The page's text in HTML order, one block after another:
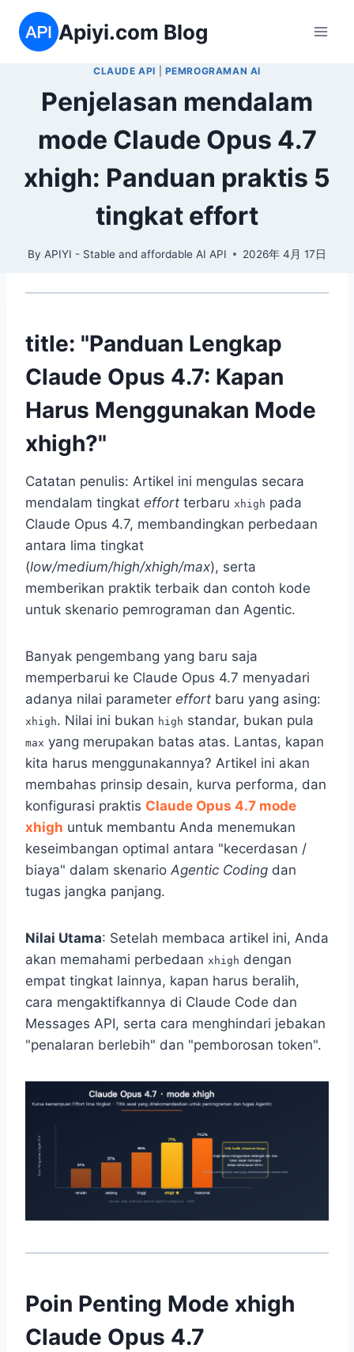
content
Apiyi.com Blog
CLAUDE API PEMROGRAMAN AI
Penjelasan mendalam
mode Claude Opus 4.7
xhigh: Panduan praktis 5
tingkat effort
By APIYI - Stable and affordable AI API 2026年 4月 17日
title: "Panduan Lengkap
Claude Opus 4.7: Kapan
Harus Menggunakan Mode
xhigh?"
Catatan penulis: Artikel ini mengulas secara
mendalam tingkat effort terbaru xhigh pada
Claude Opus 4.7, membandingkan perbedaan
antara lima tingkat
(low/medium/high/xhigh/max), serta
memberikan praktik terbaik dan contoh kode
untuk skenario pemrograman dan Agentic.
Banyak pengembang yang baru saja
memperbarui ke Claude Opus 4.7 menyadari
adanya nilai parameter effort baru yang asing:
xhigh. Nilai ini bukan high standar, bukan pula
max yang merupakan batas atas. Lantas, kapan
kita harus menggunakannya? Artikel ini akan
membahas prinsip desain, kurva performa, dan
konfigurasi praktis Claude Opus 4.7 mode
xhigh untuk membantu Anda menemukan
keseimbangan optimal antara "kecerdasan /
biaya" dalam skenario Agentic Coding dan
tugas jangka panjang.
Nilai Utama: Setelah membaca artikel ini, Anda
akan memahami perbedaan xhigh dengan
empat tingkat lainnya, kapan harus beralih,
cara mengaktifkannya di Claude Code dan
Messages API, serta cara menghindari jebakan
"penalaran berlebih" dan "pemborosan token".
Poin Penting Mode xhigh
Claude Opus 4.7